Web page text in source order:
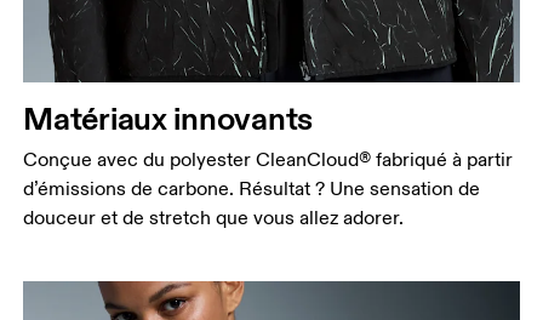
Matériaux innovants
Conçue avec du polyester CleanCloud® fabriqué à partir
d’émissions de carbone. Résultat ? Une sensation de
douceur et de stretch que vous allez adorer.